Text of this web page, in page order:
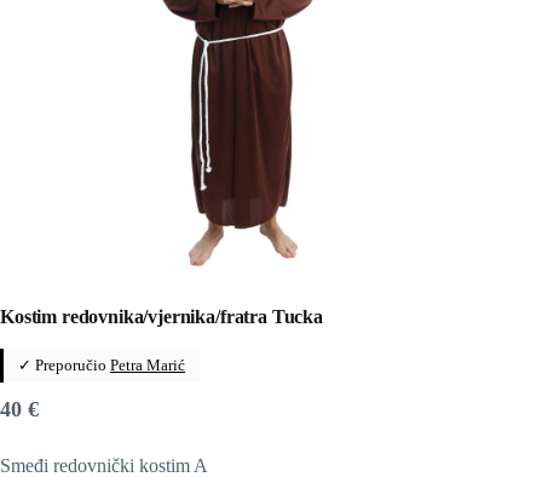
Kostim redovnika/vjernika/fratra Tucka
✓ Preporučio Petra Marić
40 €
Smeđi redovnički kostim A